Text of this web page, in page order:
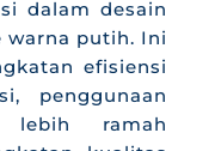
dalam desain
putih. Ini
efisiensi
penggunaan
ramah